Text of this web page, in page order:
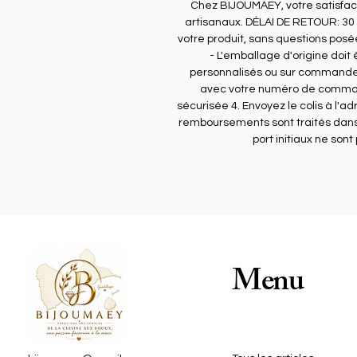
Chez BIJOUMAEY, votre
artisanaux. DÉLAI DE
votre produit, sans questions
- L'emballage d'origine doit
personnalisés ou sur
avec votre numéro de
sécurisée 4. Envoyez le colis à
remboursements sont traités
port initiaux ne
Menu